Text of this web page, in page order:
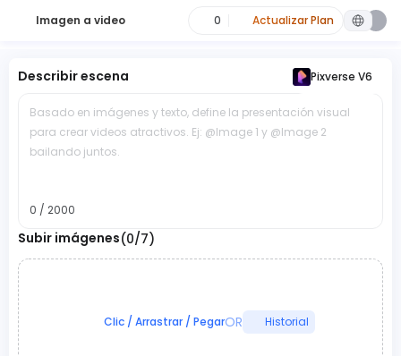
Imagen a video 0 Actualizar Plan
Pixverse V6
Describir escena
Basado en imágenes y texto, define la presentación visual
para crear videos atractivos. Ej: @Image 1 y @Image 2
bailando juntos.
0 / 2000
Subir imágenes(0/7)
Clic / Arrastrar / PegarOR Historial